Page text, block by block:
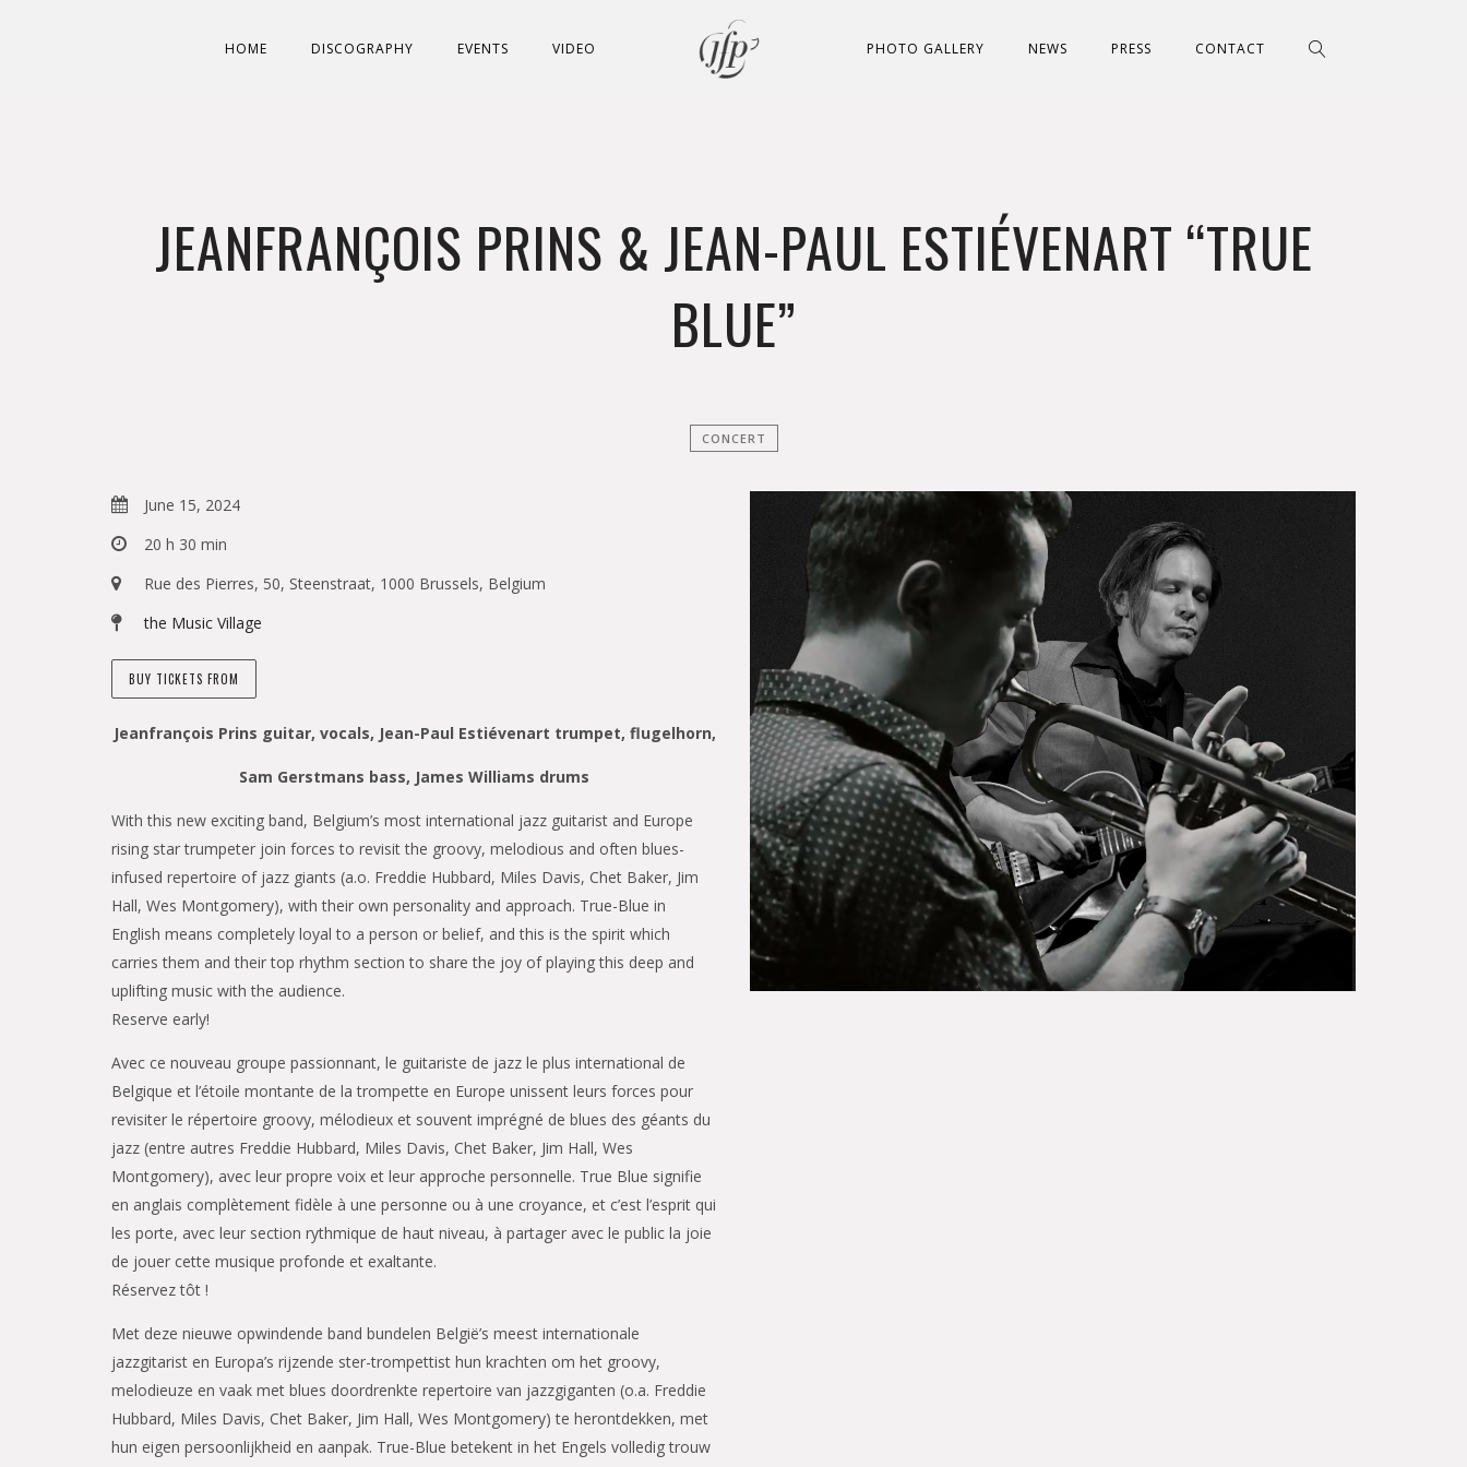
HOME DISCOGRAPHY EVENTS VIDEO PHOTO GALLERY NEWS PRESS CONTACT
JEANFRANÇOIS PRINS & JEAN-PAUL ESTIÉVENART “TRUE
BLUE”
CONCERT
June 15, 2024
20 h 30 min
Rue des Pierres, 50, Steenstraat, 1000 Brussels, Belgium
the Music Village
BUY TICKETS FROM
Jeanfrançois Prins guitar, vocals, Jean-Paul Estiévenart trumpet, flugelhorn,
Sam Gerstmans bass, James Williams drums
With this new exciting band, Belgium’s most international jazz guitarist and Europe
rising star trumpeter join forces to revisit the groovy, melodious and often blues-
infused repertoire of jazz giants (a.o. Freddie Hubbard, Miles Davis, Chet Baker, Jim
Hall, Wes Montgomery), with their own personality and approach. True-Blue in
English means completely loyal to a person or belief, and this is the spirit which
carries them and their top rhythm section to share the joy of playing this deep and
uplifting music with the audience.
Reserve early!
Avec ce nouveau groupe passionnant, le guitariste de jazz le plus international de
Belgique et l’étoile montante de la trompette en Europe unissent leurs forces pour
revisiter le répertoire groovy, mélodieux et souvent imprégné de blues des géants du
jazz (entre autres Freddie Hubbard, Miles Davis, Chet Baker, Jim Hall, Wes
Montgomery), avec leur propre voix et leur approche personnelle. True Blue signifie
en anglais complètement fidèle à une personne ou à une croyance, et c’est l’esprit qui
les porte, avec leur section rythmique de haut niveau, à partager avec le public la joie
de jouer cette musique profonde et exaltante.
Réservez tôt !
Met deze nieuwe opwindende band bundelen België’s meest internationale
jazzgitarist en Europa’s rijzende ster-trompettist hun krachten om het groovy,
melodieuze en vaak met blues doordrenkte repertoire van jazzgiganten (o.a. Freddie
Hubbard, Miles Davis, Chet Baker, Jim Hall, Wes Montgomery) te herontdekken, met
hun eigen persoonlijkheid en aanpak. True-Blue betekent in het Engels volledig trouw